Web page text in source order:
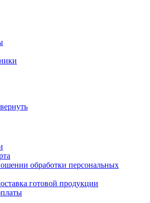
обработки персональных
готовой продукции